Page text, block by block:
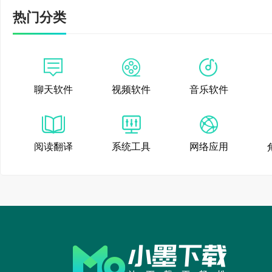
●AI助教：开启1V1智
●AI词文串烧：创造
3、科技创新驱动，
●率先成立AI研究院
知名学府和顶尖机构
●机器阅读理解测试
●看云大模型获中国
热门分类
聊天软件 视频软件 音乐软件
阅读翻译 系统工具 网络应用